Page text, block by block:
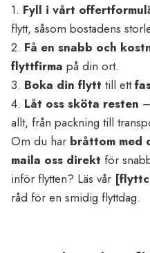
1. Fyll i vårt
flytt, såsom bostadens
2. Få en snabb och
flyttfirma på din ort.
3. Boka din flytt till ett
4. Låt oss sköta resten
allt, från packning till
Om du har bråttom med
maila oss direkt för
inför flytten? Läs vår
råd för en smidig flyttdag.